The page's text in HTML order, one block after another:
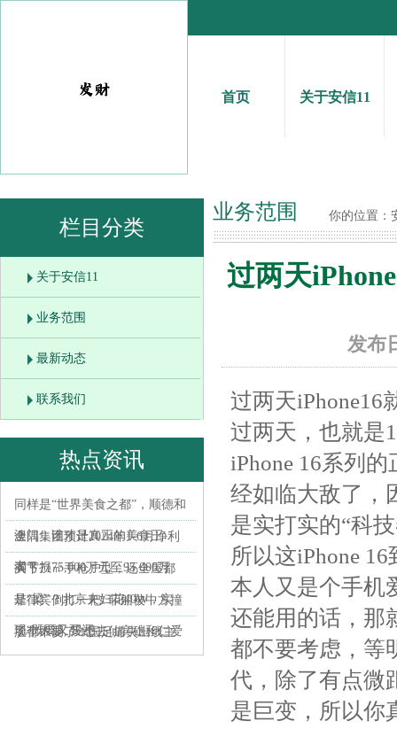
首页 关于安信11
栏目分类
关于安信11
业务范围
最新动态
联系我们
热点资讯
同样是“世界美食之都”，顺德和
澳门，谁才是真正的美食王
者？
金隅集团预计2024年1-6月净利
润亏损75,000万元至95,000万
买下71㎡手枪户型，还全屋都
是“梁”？北京夫妇花40W，实
现“既要又要还
菲律宾倒打一耙: 菲船被中方撞
了个大洞, 没想去仙宾礁和仁爱
脸都不要了！国足痛失出线主
业务范围 你的位置：
过两天
发布
过两天iPhone16
过两天，也就是
iPhone 16系列
经如临大敌了，
是实打实的“科
所以这iPhone
本人又是个手机
还能用的话，那
都不要考虑，等
代，除了有点微
是巨变，所以你